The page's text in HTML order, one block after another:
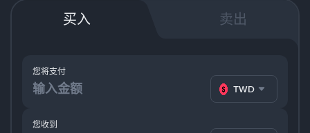
买入 卖出
您将支付
TWD
您收到